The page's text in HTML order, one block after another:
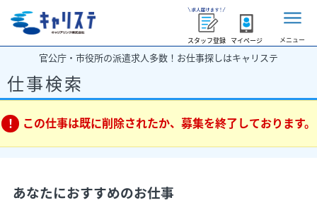
スタッフ登録 マイページ メニュー
官公庁・市役所の派遣求人多数！お仕事探しはキャリステ
仕事検索
この仕事は既に削除されたか、募集を終了しております。
あなたにおすすめのお仕事